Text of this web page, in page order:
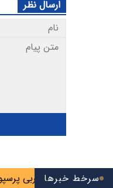
سرخط خبرها
هشدار سرمربی
ارسال نظر